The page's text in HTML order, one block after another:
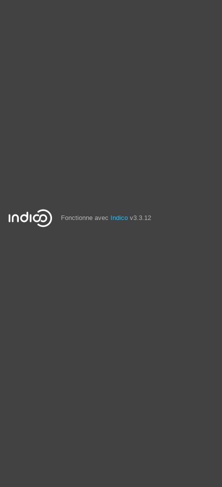
Fonctionne avec Indico v3.3.12